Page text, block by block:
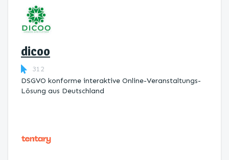
dicoo
312
DSGVO konforme interaktive Online-Veranstaltungs-
Lösung aus Deutschland